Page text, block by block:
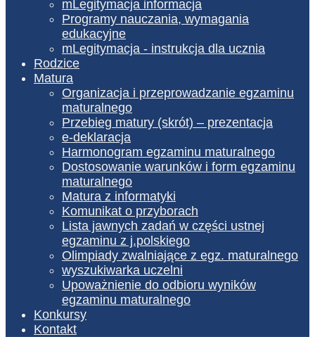
mLegitymacja informacja
Programy nauczania, wymagania
edukacyjne
mLegitymacja - instrukcja dla ucznia
Rodzice
Matura
Organizacja i przeprowadzanie egzaminu
maturalnego
Przebieg matury (skrót) – prezentacja
e-deklaracja
Harmonogram egzaminu maturalnego
Dostosowanie warunków i form egzaminu
maturalnego
Matura z informatyki
Komunikat o przyborach
Lista jawnych zadań w części ustnej
egzaminu z j.polskiego
Olimpiady zwalniające z egz. maturalnego
wyszukiwarka uczelni
Upoważnienie do odbioru wyników
egzaminu maturalnego
Konkursy
Kontakt